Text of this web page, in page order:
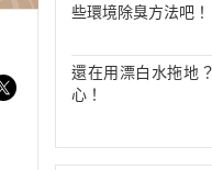
些環境除臭方法吧！
還在用漂白水拖地
心！